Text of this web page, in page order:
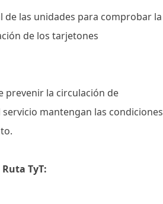
de las unidades para comprobar la
de los tarjetones
prevenir la circulación de
mantengan las condiciones
TyT: